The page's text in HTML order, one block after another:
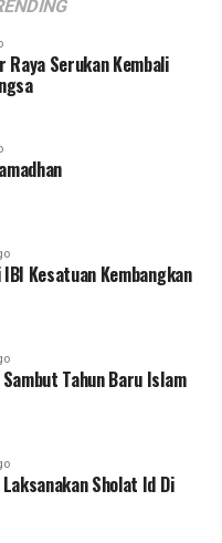
Raya Serukan Kembali
Kesatuan Kembangkan
Tahun Baru Islam
Sholat Id Di